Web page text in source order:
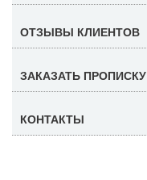
ОТЗЫВЫ КЛИЕНТОВ
ЗАКАЗАТЬ ПРОПИСКУ
КОНТАКТЫ